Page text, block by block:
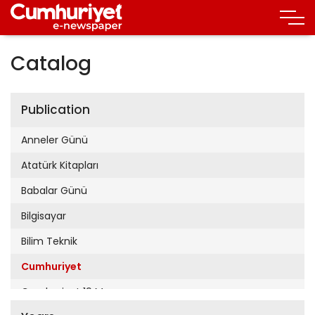
Catalog
Publication
Anneler Günü
Atatürk Kitapları
Babalar Günü
Bilgisayar
Bilim Teknik
Cumhuriyet
Cumhuriyet 19 Mayıs